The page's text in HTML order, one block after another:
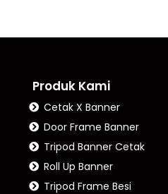
Produk Kami
Cetak X Banner
Door Frame Banner
Tripod Banner Cetak
Roll Up Banner
Tripod Frame Besi